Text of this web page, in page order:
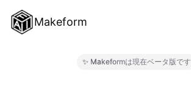
Makeform
✨ Makeformは現在ベータ版です